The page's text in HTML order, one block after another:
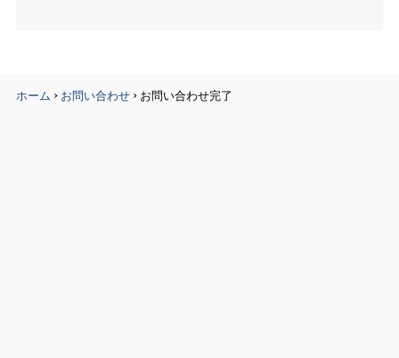
ホーム › お問い合わせ ›お問い合わせ完了